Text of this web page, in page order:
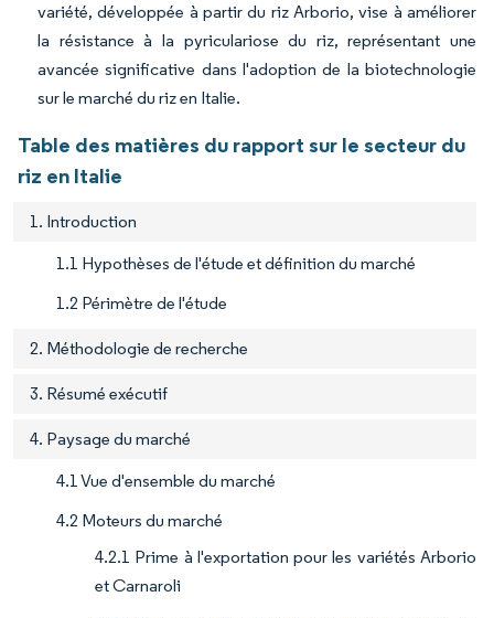
variété, développée à partir du riz Arborio, vise à améliorer
la résistance à la pyriculariose du riz, représentant une
avancée significative dans l'adoption de la biotechnologie
sur le marché du riz en Italie.
Table des matières du rapport sur le secteur du
riz en Italie
1. Introduction
1.1 Hypothèses de l'étude et définition du marché
1.2 Périmètre de l'étude
2. Méthodologie de recherche
3. Résumé exécutif
4. Paysage du marché
4.1 Vue d'ensemble du marché
4.2 Moteurs du marché
4.2.1 Prime à l'exportation pour les variétés Arborio
et Carnaroli